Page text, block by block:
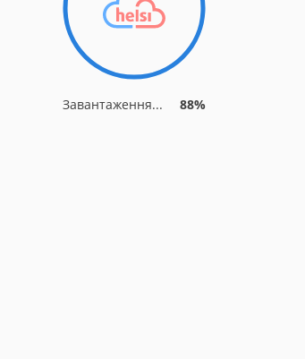
Завантаження... 93%